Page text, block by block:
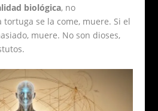
biológica, no
se la come, muere. Si el
muere. No son dioses,